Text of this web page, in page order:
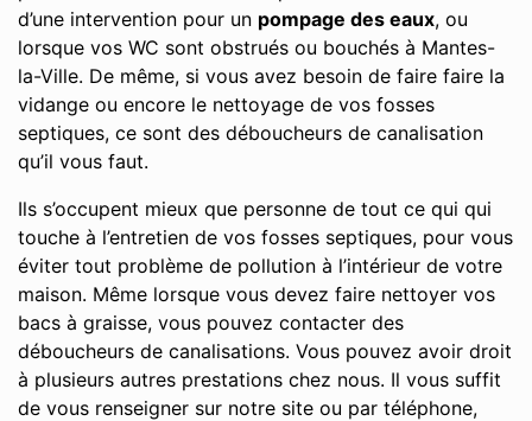
d’une intervention pour un pompage des eaux, ou
lorsque vos WC sont obstrués ou bouchés à Mantes-
la-Ville. De même, si vous avez besoin de faire faire la
vidange ou encore le nettoyage de vos fosses
septiques, ce sont des déboucheurs de canalisation
qu’il vous faut.
Ils s’occupent mieux que personne de tout ce qui qui
touche à l’entretien de vos fosses septiques, pour vous
éviter tout problème de pollution à l’intérieur de votre
maison. Même lorsque vous devez faire nettoyer vos
bacs à graisse, vous pouvez contacter des
déboucheurs de canalisations. Vous pouvez avoir droit
à plusieurs autres prestations chez nous. Il vous suffit
de vous renseigner sur notre site ou par téléphone,